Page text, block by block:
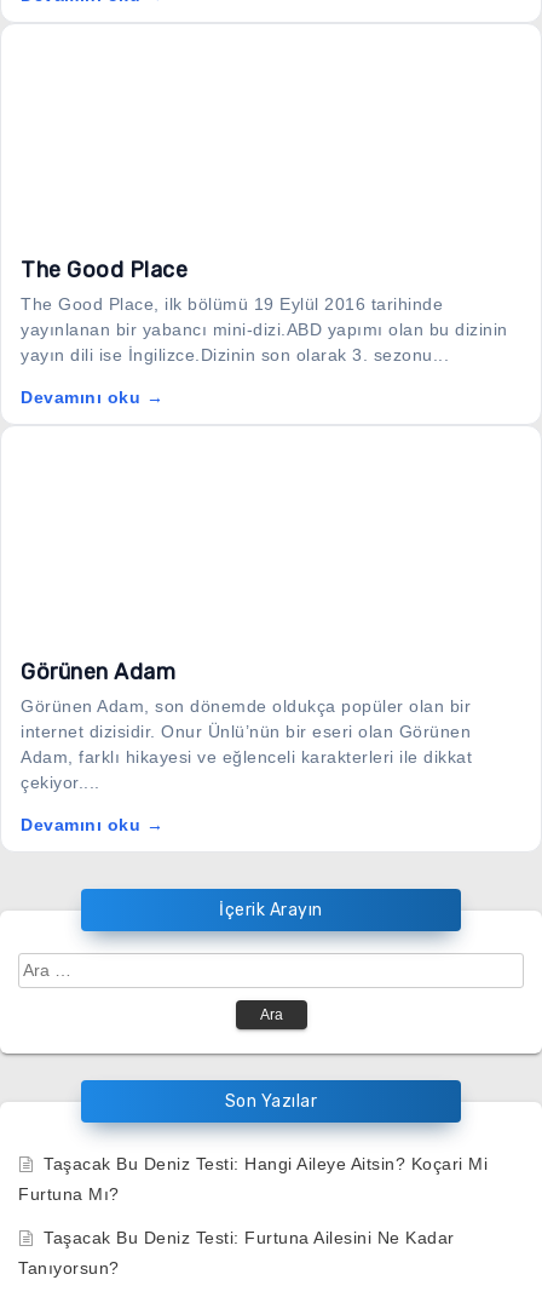
The Good Place
The Good Place, ilk bölümü 19 Eylül 2016 tarihinde
yayınlanan bir yabancı mini-dizi.ABD yapımı olan bu dizinin
yayın dili ise İngilizce.Dizinin son olarak 3. sezonu...
Devamını oku →
Görünen Adam
Görünen Adam, son dönemde oldukça popüler olan bir
internet dizisidir. Onur Ünlü’nün bir eseri olan Görünen
Adam, farklı hikayesi ve eğlenceli karakterleri ile dikkat
çekiyor....
Devamını oku →
İçerik Arayın
Arama:
Son Yazılar
Taşacak Bu Deniz Testi: Hangi Aileye Aitsin? Koçari Mi
Furtuna Mı?
Taşacak Bu Deniz Testi: Furtuna Ailesini Ne Kadar
Tanıyorsun?